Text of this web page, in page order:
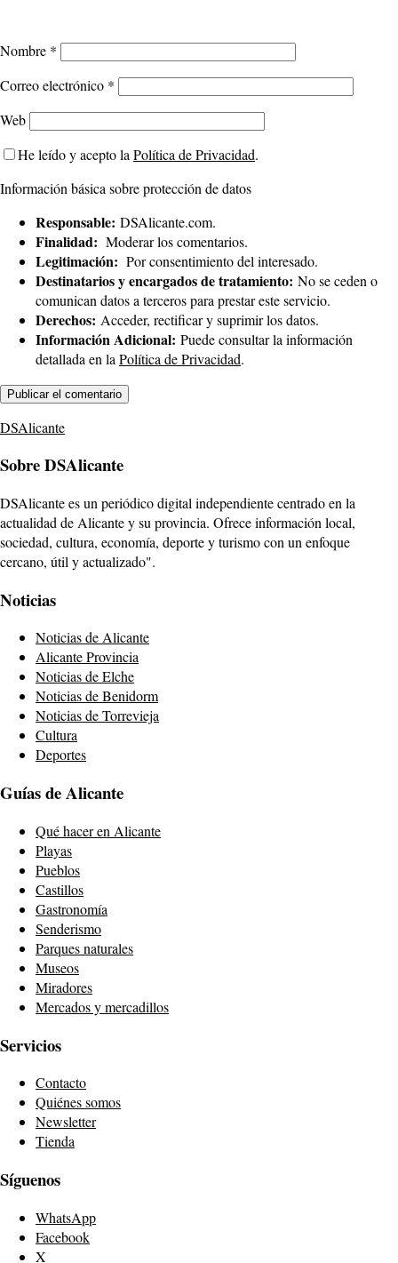
Nombre *
Correo electrónico *
Web
He leído y acepto la Política de Privacidad.
Información básica sobre protección de datos
Responsable: DSAlicante.com.
Finalidad: Moderar los comentarios.
Legitimación: Por consentimiento del interesado.
Destinatarios y encargados de tratamiento: No se ceden o
comunican datos a terceros para prestar este servicio.
Derechos: Acceder, rectificar y suprimir los datos.
Información Adicional: Puede consultar la información
detallada en la Política de Privacidad.
DSAlicante
Sobre DSAlicante
DSAlicante es un periódico digital independiente centrado en la
actualidad de Alicante y su provincia. Ofrece información local,
sociedad, cultura, economía, deporte y turismo con un enfoque
cercano, útil y actualizado".
Noticias
Noticias de Alicante
Alicante Provincia
Noticias de Elche
Noticias de Benidorm
Noticias de Torrevieja
Cultura
Deportes
Guías de Alicante
Qué hacer en Alicante
Playas
Pueblos
Castillos
Gastronomía
Senderismo
Parques naturales
Museos
Miradores
Mercados y mercadillos
Servicios
Contacto
Quiénes somos
Newsletter
Tienda
Síguenos
WhatsApp
Facebook
X